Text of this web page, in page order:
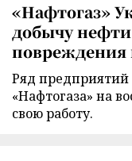
«Нафтогаз»
добычу нефти
повреждения
Ряд
«Нафтогаза» на
свою работу.